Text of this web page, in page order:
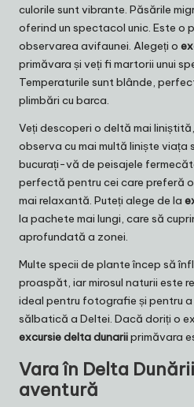
culorile sunt vibrante. Păsările
oferind un spectacol unic. Este o
observarea avifaunei. Alegeți o
primăvara și veți fi martorii unui
Temperaturile sunt blânde,
plimbări cu barca.
Veți descoperi o deltă mai
observa cu mai multă liniște viața
bucurați-vă de peisajele
perfectă pentru cei care preferă
mai relaxantă. Puteți alege de la
la pachete mai lungi, care să
aprofundată a zonei.
Multe specii de plante încep să
proaspăt, iar mirosul naturii este
ideal pentru fotografie și pentru
sălbatică a Deltei. Dacă doriți o
excursie delta dunariiprimăvara
Vara în Delta
aventură